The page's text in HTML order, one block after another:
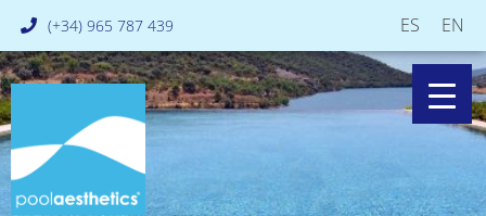
(+34) 965 787 439 ES EN